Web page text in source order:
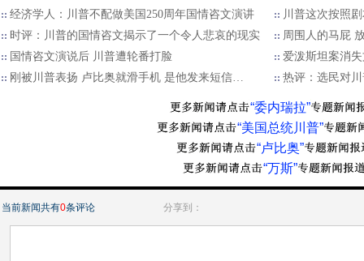
经济学人：川普不配做美国250周年国情咨文演讲
川普这次按照
时评：川普的国情咨文揭示了一个令人悲哀的现实
周围人的马屁
国情咨文演说后 川普遭轮番打脸
爱泼斯坦案消
刚被川普表扬 卢比奥就滑手机 是他发来短信…
热评：选民对
“委内瑞拉”
“美国总统川普”
“卢比奥”
“万斯”
当前新闻共有0条评论 分享到：